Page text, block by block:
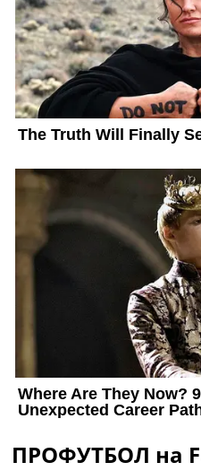
ПРОФУТБОЛ на